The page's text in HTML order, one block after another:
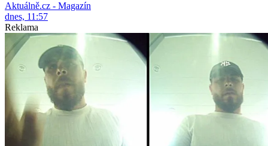
Aktuálně.cz - Magazín
dnes, 11:57
Reklama